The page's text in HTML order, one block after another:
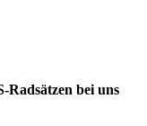
Radsätzen bei uns